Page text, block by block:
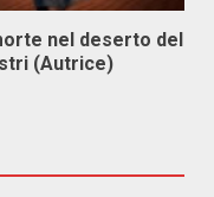
nel deserto del
(Autrice)